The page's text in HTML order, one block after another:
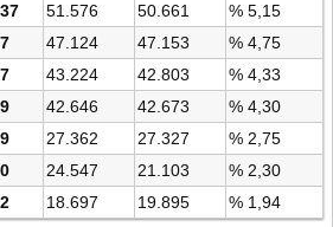
51.576 50.661
% 5,15
47.124 47.153
% 4,75
43.224 42.803
% 4,33
42.646 42.673
% 4,30
27.362 27.327
% 2,75
24.547 21.103
% 2,30
18.697 19.895 % 1,94